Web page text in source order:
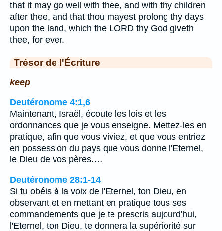
that it may go well with thee, and with thy children
after thee, and that thou mayest prolong thy days
upon the land, which the LORD thy God giveth
thee, for ever.
Trésor de l'Écriture
keep
Deutéronome 4:1,6
Maintenant, Israël, écoute les lois et les
ordonnances que je vous enseigne. Mettez-les en
pratique, afin que vous viviez, et que vous entriez
en possession du pays que vous donne l'Eternel,
le Dieu de vos pères.…
Deutéronome 28:1-14
Si tu obéis à la voix de l'Eternel, ton Dieu, en
observant et en mettant en pratique tous ses
commandements que je te prescris aujourd'hui,
l'Eternel, ton Dieu, te donnera la supériorité sur